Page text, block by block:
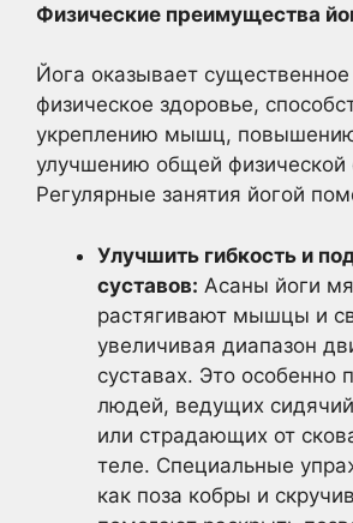
Физические преимущества
Йога оказывает
физическое здоровье,
укреплению мышц, повышению
улучшению общей
Регулярные занятия йогой
Улучшить гибкость и
суставов: Асаны йоги
растягивают мышцы и
увеличивая диапазон
суставах. Это особенно
людей, ведущих
или страдающих от
теле. Специальные
как поза кобры и